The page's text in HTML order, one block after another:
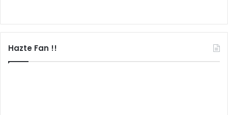
Hazte Fan !!